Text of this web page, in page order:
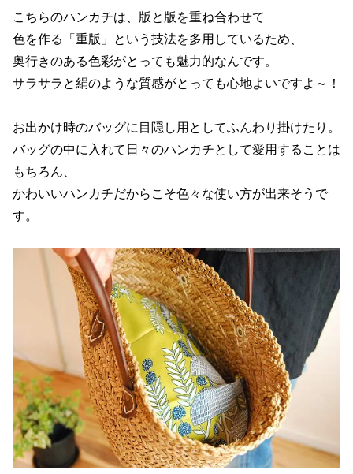
こちらのハンカチは、版と版を重ね合わせて
色を作る「重版」という技法を多用しているため、
奥行きのある色彩がとっても魅力的なんです。
サラサラと絹のような質感がとっても心地よいですよ～！
お出かけ時のバッグに目隠し用としてふんわり掛けたり。
バッグの中に入れて日々のハンカチとして愛用することは
もちろん、
かわいいハンカチだからこそ色々な使い方が出来そうで
す。